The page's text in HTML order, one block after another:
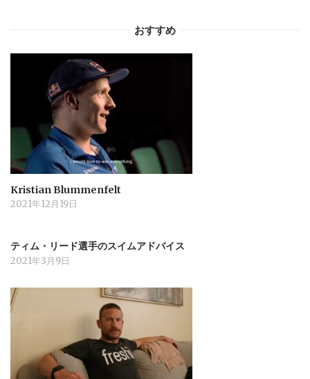
おすすめ
Kristian Blummenfelt
2021年12月19日
ティム・リード選手のスイムアドバイス
2021年3月9日